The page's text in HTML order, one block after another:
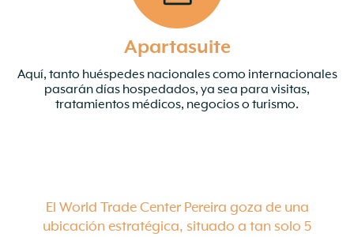
Apartasuite
Aquí, tanto huéspedes nacionales como internacionales
pasarán días hospedados, ya sea para visitas,
tratamientos médicos, negocios o turismo.
El World Trade Center Pereira goza de una
ubicación estratégica, situado a tan solo 5